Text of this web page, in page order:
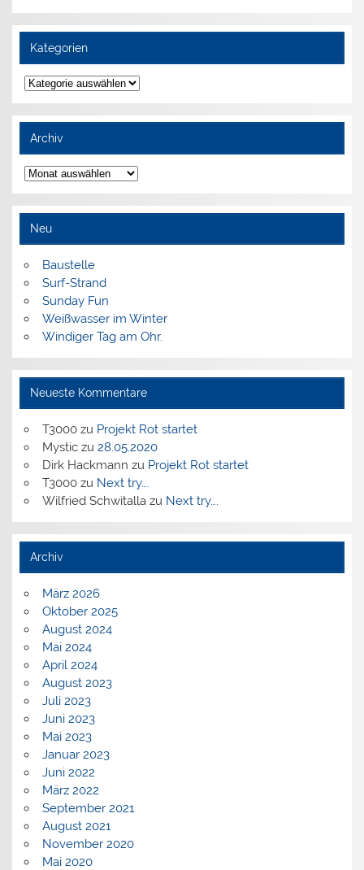
Kategorien
Kategorien
Archiv
Archiv
Neu
Baustelle
Surf-Strand
Sunday Fun
Weißwasser im Winter
Windiger Tag am Ohr.
Neueste Kommentare
T3000zu Projekt Rot startet
Mysticzu 28.05.2020
Dirk Hackmann zu Projekt Rot startet
T3000zu Next try….
Wilfried Schwitallazu Next try….
Archiv
März 2026
Oktober 2025
August 2024
Mai 2024
April 2024
August 2023
Juli 2023
Juni 2023
Mai 2023
Januar 2023
Juni 2022
März 2022
September 2021
August 2021
November 2020
Mai 2020